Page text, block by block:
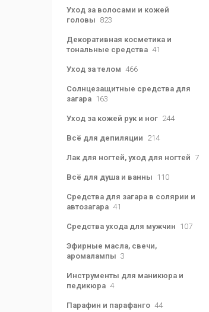
Уход за волосами и кожей
головы 823
Декоративная косметика и
тональные средства 41
Уход за телом 466
Солнцезащитные средства для
загара 163
Уход за кожей рук и ног 244
Всё для депиляции 214
Лак для ногтей, уход для ногтей 7
Всё для душа и ванны 110
Средства для загара в солярии и
автозагара 41
Средства ухода для мужчин 107
Эфирные масла, свечи,
аромалампы 3
Инструменты для маникюра и
педикюра 4
Парафин и парафанго 44